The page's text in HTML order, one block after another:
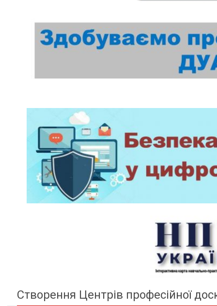
Створення Центрів професійної